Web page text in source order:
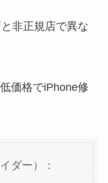
非正規店で異な
価格でiPhone修
ダー）：